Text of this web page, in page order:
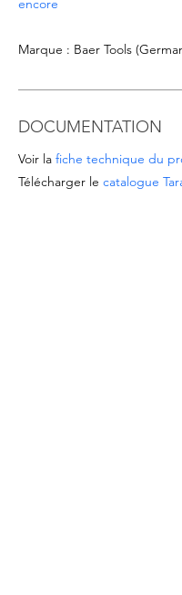
encore
Marque : Baer Tools
DOCUMENTATION
Voir la fiche technique du
Télécharger le catalogue